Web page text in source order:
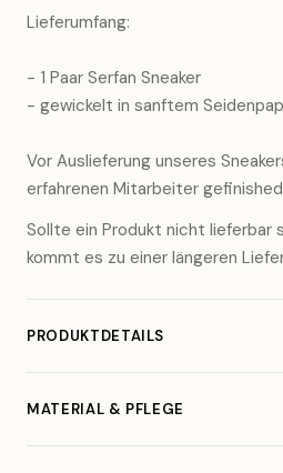
Lieferumfang:
- 1 Paar Serfan Sneaker
- gewickelt in sanftem
Vor Auslieferung unseres
erfahrenen Mitarbeiter
Sollte ein Produkt nicht lieferbar
kommt es zu einer längeren
PRODUKTDETAILS
Farbe: Grün
MATERIAL & PFLEGE